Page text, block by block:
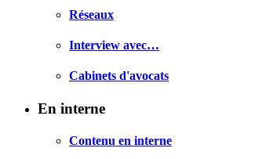
Réseaux
Interview avec…
Cabinets d'avocats
En interne
Contenu en interne